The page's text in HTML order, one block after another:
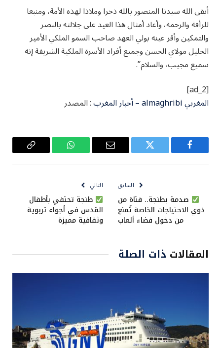
أبقى الله سيدنا المنصور بالله ذخرا وملاذا لهذه الأمة، ومنبعا
للرأفة والرحمة، وأعاد أمثال هذا العيد على جلالته بالنصر
والتمكين وأقر عينه بولي العهد صاحب السمو الملكي الأمير
الجليل مولاي الحسن وجميع أفراد الأسرة الملكية الشريفة إنه
سميع مجيب، والسلام”.
[ad_2]
المغربي almaghribi – أخبار المغرب : المصدر
فيسبوك تويتر
البريد
واتساب
Copy
السابق
صدمة بطنجة.. فتاة من
ذوي الاحتياجات الخاصة تُمنع
من دخول فضاء ألعاب
التالي
طنجة تحتفي بأطفال
القدس في أجواء تربوية
وثقافية مميزة
المقالات ذات الصلة